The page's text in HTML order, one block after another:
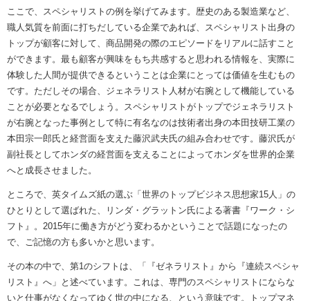
ここで、スペシャリストの例を挙げてみます。歴史のある製造業など、
職人気質を前面に打ちだしている企業であれば、スペシャリスト出身の
トップが顧客に対して、商品開発の際のエピソードをリアルに話すこと
ができます。最も顧客が興味をもち共感すると思われる情報を、実際に
体験した人間が提供できるということは企業にとっては価値を生むもの
です。ただしその場合、ジェネラリスト人材が右腕として機能している
ことが必要となるでしょう。スペシャリストがトップでジェネラリスト
が右腕となった事例として特に有名なのは技術者出身の本田技研工業の
本田宗一郎氏と経営面を支えた藤沢武夫氏の組み合わせです。藤沢氏が
副社長としてホンダの経営面を支えることによってホンダを世界的企業
へと成長させました。
ところで、英タイムズ紙の選ぶ「世界のトップビジネス思想家15人」の
ひとりとして選ばれた、リンダ・グラットン氏による著書『ワーク・シ
フト』。2015年に働き方がどう変わるかということで話題になったの
で、ご記憶の方も多いかと思います。
その本の中で、第1のシフトは、「『ゼネラリスト』から『連続スペシャ
リスト』へ」と述べています。これは、専門のスペシャリストにならな
いと仕事がなくなってゆく世の中になる、という意味です。トップマネ